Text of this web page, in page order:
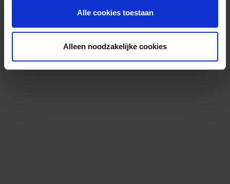
Alle cookies toestaan
Alleen noodzakelijke cookies